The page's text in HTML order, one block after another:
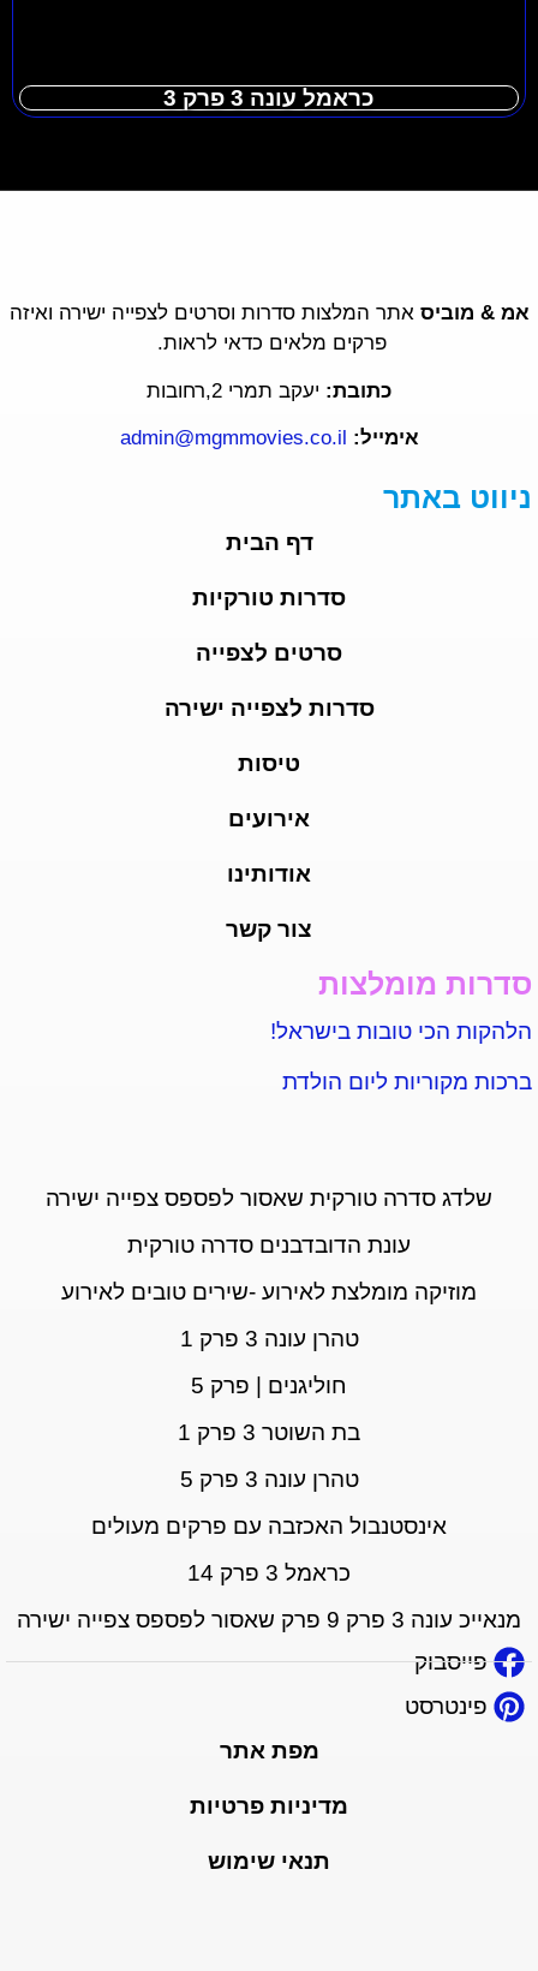
כראמל עונה 3 פרק 3
אמ & מוביס אתר המלצות סדרות וסרטים לצפייה ישירה ואיזה
פרקים מלאים כדאי לראות.
כתובת: יעקב תמרי 2,רחובות
אימייל: admin@mgmmovies.co.il
ניווט באתר
דף הבית
סדרות טורקיות
סרטים לצפייה
סדרות לצפייה ישירה
טיסות
אירועים
אודותינו
צור קשר
סדרות מומלצות
הלהקות הכי טובות בישראל!
ברכות מקוריות ליום הולדת
שלדג סדרה טורקית שאסור לפספס צפייה ישירה
עונת הדובדבנים סדרה טורקית
מוזיקה מומלצת לאירוע -שירים טובים לאירוע
טהרן עונה 3 פרק 1
חוליגנים | פרק 5
בת השוטר 3 פרק 1
טהרן עונה 3 פרק 5
אינסטנבול האכזבה עם פרקים מעולים
כראמל 3 פרק 14
מנאייכ עונה 3 פרק 9 פרק שאסור לפספס צפייה ישירה
פייסבוק
פינטרסט
מפת אתר
מדיניות פרטיות
תנאי שימוש